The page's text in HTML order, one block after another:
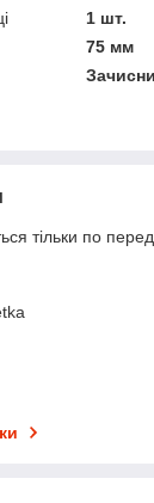
1 шт.
75 мм
тільки по